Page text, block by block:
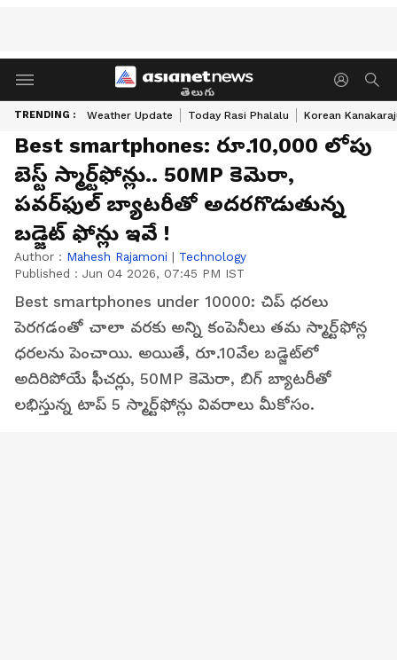
తెలుగు
TRENDING : Weather Update Today Rasi Phalalu Korean
Best smartphones: రూ.10,000 లోపు
బెస్ట్ స్మార్ట్‌ఫోన్లు.. 50MP కెమెరా,
పవర్‌ఫుల్ బ్యాటరీతో అదరగొడుతున్న
బడ్జెట్ ఫోన్లు ఇవే !
Author : Mahesh Rajamoni | Technology
Published : Jun 04 2026, 07:45 PM IST
Best smartphones under 10000: చిప్ ధరలు
పెరగడంతో చాలా వరకు అన్ని కంపెనీలు తమ స్మార్ట్‌ఫోన్ల
ధరలను పెంచాయి. అయితే, రూ.10వేల బడ్జెట్‌లో
అదిరిపోయే ఫీచర్లు, 50MP కెమెరా, బిగ్ బ్యాటరీతో
లభిస్తున్న టాప్ 5 స్మార్ట్‌ఫోన్లు వివరాలు మీకోసం.